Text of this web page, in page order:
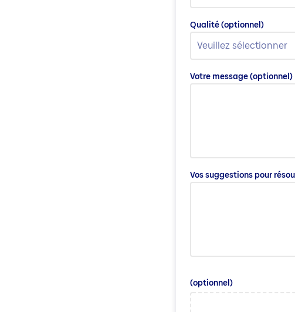
Qualité(optionnel)
Veuillez sélectionner
Votre message(optionnel)
Vos suggestions pour
(optionnel)